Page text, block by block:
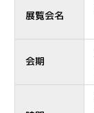
展覧会名
会期